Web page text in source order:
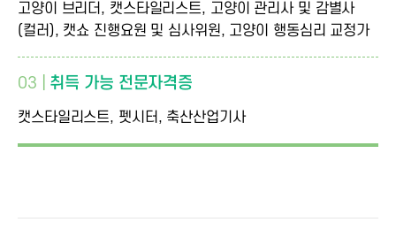
고양이 브리더, 캣스타일리스트, 고양이 관리사 및 감별사
(컬러), 캣쇼 진행요원 및 심사위원, 고양이 행동심리 교정가
03 | 취득 가능 전문자격증
캣스타일리스트, 펫시터, 축산산업기사